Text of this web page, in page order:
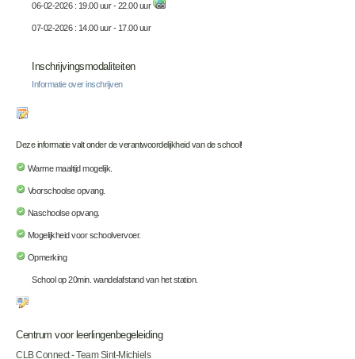
06-02-2026 : 19.00 uur - 22.00 uur
07-02-2026 : 14.00 uur - 17.00 uur
Inschrijvingsmodaliteiten
Informatie over inschrijven
Deze informatie valt onder de verantwoordelijkheid van de school!
Warme maaltijd mogelijk.
Voorschoolse opvang.
Naschoolse opvang.
Mogelijkheid voor schoolvervoer.
Opmerking
School op 20min. wandelafstand van het station.
Centrum voor leerlingenbegeleiding
CLB Connect - Team Sint-Michiels